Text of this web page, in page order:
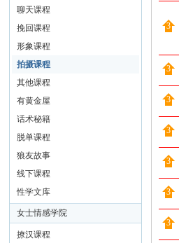
撩
妹
撩
汉
房
社
区
撩
聊天课程
挽回课程
形象课程
拍摄课程
其他课程
有黄金屋
话术秘籍
脱单课程
狼友故事
线下课程
性学文库
女士情感学院
撩汉课程